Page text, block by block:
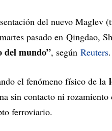
del nuevo Maglev
pasado en Qingdao,
del mundo”, según Reuters.
el fenómeno físico de la
sin contacto ni
ferroviario.